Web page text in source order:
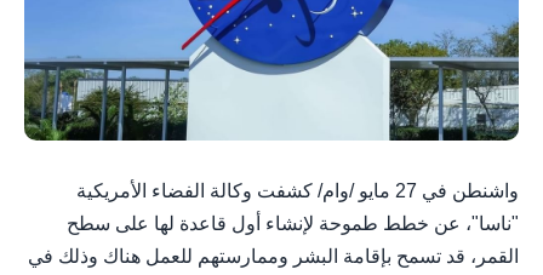
واشنطن في 27 مايو /وام/ كشفت وكالة الفضاء الأمريكية
"ناسا"، عن خطط طموحة لإنشاء أول قاعدة لها على سطح
القمر، قد تسمح بإقامة البشر وممارستهم للعمل هناك وذلك في